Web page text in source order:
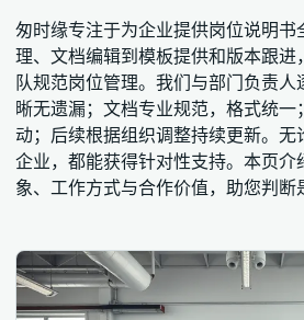
匆时缘专注于为企业提供岗位说明书
理、文档编辑到模板提供和版本跟进
队规范岗位管理。我们与部门负责
晰无遗漏；文档专业规范，格式统一
动；后续根据组织调整持续更新。无
企业，都能获得针对性支持。本页介
象、工作方式与合作价值，助您判断